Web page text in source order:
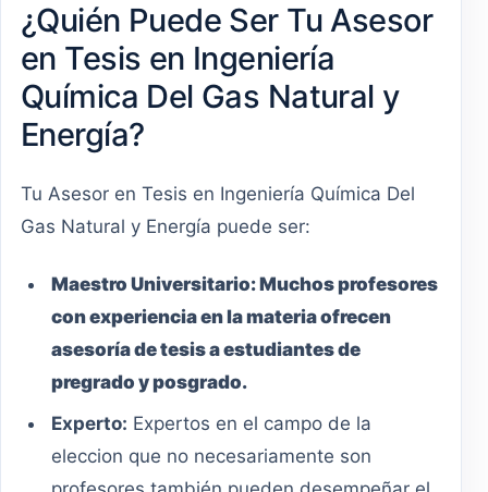
¿Quién Puede Ser Tu Asesor
en Tesis en Ingeniería
Química Del Gas Natural y
Energía?
Tu Asesor en Tesis en Ingeniería Química Del
Gas Natural y Energía puede ser:
MaestroUniversitario:Muchos profesores
con experiencia en la materia ofrecen
asesoría de tesis a estudiantes de
pregrado y posgrado.
Experto: Expertos en el campo de la
eleccion que no necesariamente son